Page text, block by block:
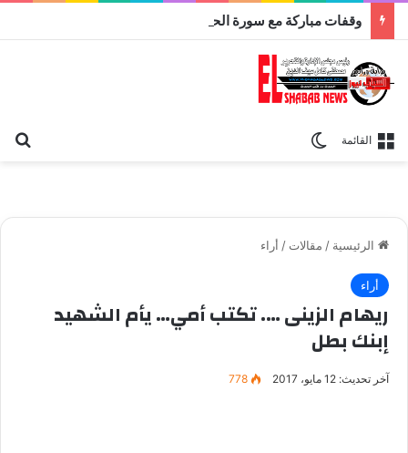
القائمة
الرئيسية / مقالات / أراء
أراء
ريهام الزينى …. تكتب أمي… يأم الشهيد
إبنك بطل
آخر تحديث: 12 مايو، 2017 778